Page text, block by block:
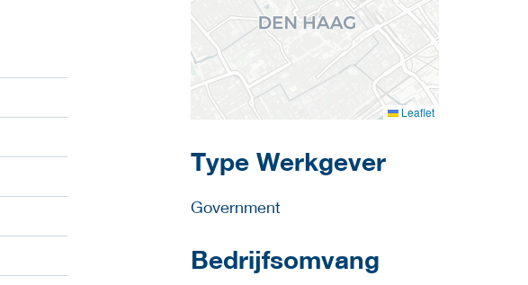
Leaflet
Type Werkgever
Government
Bedrijfsomvang